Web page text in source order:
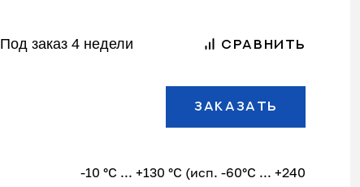
Под заказ 4 недели СРАВНИТЬ
ЗАКАЗАТЬ
-10 °С ... +130 °С (исп. -60°С ... +240